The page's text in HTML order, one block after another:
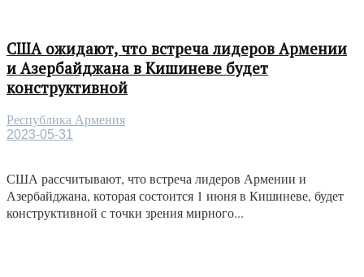
США ожидают, что встреча лидеров Армении
и Азербайджана в Кишиневе будет
конструктивной
Республика Армения
2023-05-31
США рассчитывают, что встреча лидеров Армении и
Азербайджана, которая состоится 1 июня в Кишиневе, будет
конструктивной с точки зрения мирного...